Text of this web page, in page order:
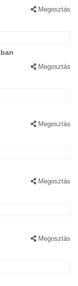
Megosztás
Megosztás
Megosztás
Megosztás
Megosztás